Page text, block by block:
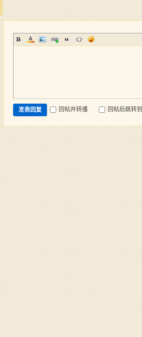
发表回复 回帖并转播 回帖后跳转